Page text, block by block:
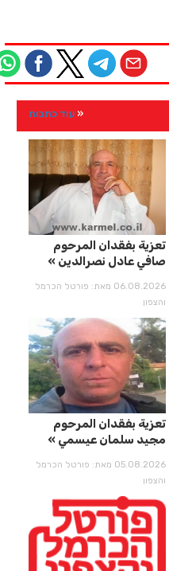
עוד כתבות
تعزية بفقدان المرحوم
صافي عادل نصرالدين
06.08.2026 מאת: פורטל הכרמל
והצפון
تعزية بفقدان المرحوم
مجيد سلمان عيسمي
05.08.2026 מאת: פורטל הכרמל
והצפון